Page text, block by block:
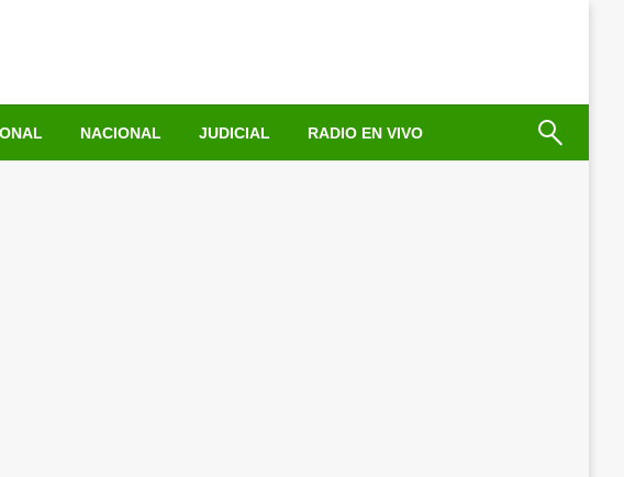
NACIONAL JUDICIAL RADIO EN VIVO